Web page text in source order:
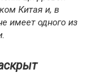
Китая и, в
имеет одного из